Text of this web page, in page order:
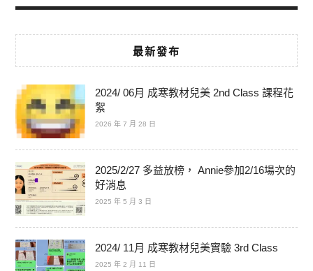
最新發布
2024/ 06月 成寒教材兒美 2nd Class 課程花
絮
2026 年 7 月 28 日
2025/2/27 多益放榜， Annie參加2/16場次的
好消息
2025 年 5 月 3 日
2024/ 11月 成寒教材兒美實驗 3rd Class
2025 年 2 月 11 日